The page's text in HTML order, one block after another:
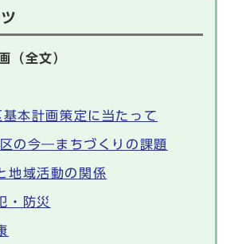
（全文）
本計画策定に当たって
の今―まちづくりの課題
地域活動の関係
・防災